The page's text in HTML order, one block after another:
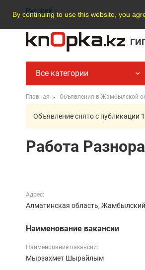
By continuing to use this website, you
Русский
Все категории
Главная Объявления в Жамбылской
Объявление снято с публикации
Работа
Адрес:
Алматинская область,
Наименование вакансии
Наименование вакансии:
Мырзахмет Шырайлым